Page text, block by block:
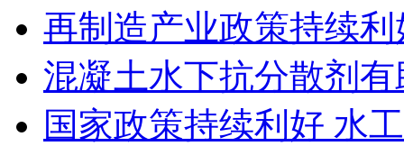
再制造产业政策持续
混凝土水下抗分散剂
国家政策持续利好 水